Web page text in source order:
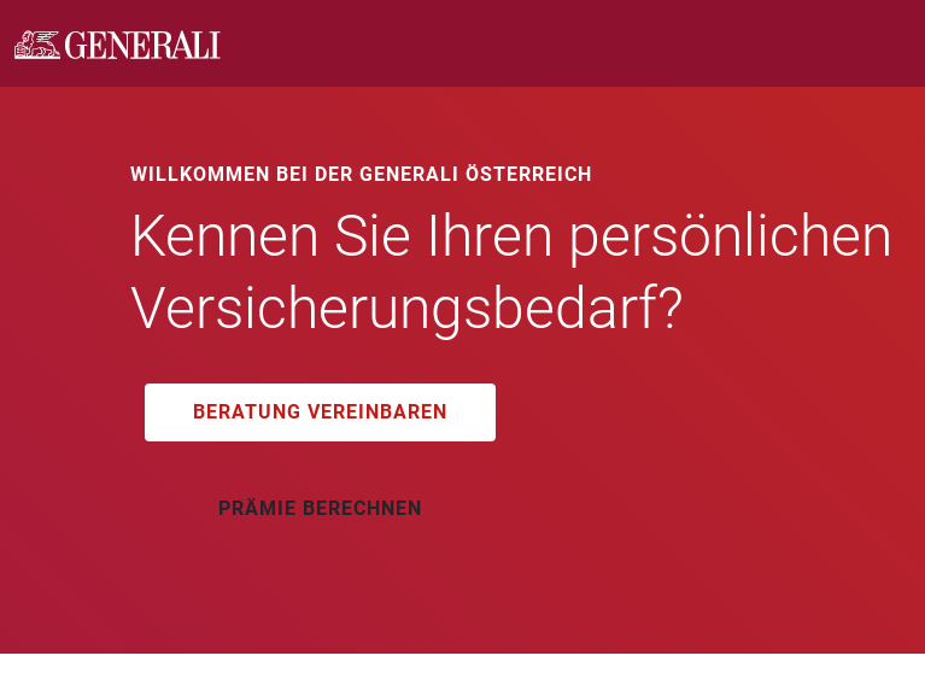
WILLKOMMEN BEI DER GENERALI ÖSTERREICH
Kennen Sie Ihren persönlichen
Versicherungsbedarf?
BERATUNG VEREINBAREN
PRÄMIE BERECHNEN